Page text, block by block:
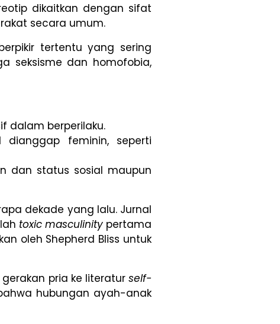
dikaitkan dengan sifat
secara umum.
tertentu yang sering
seksisme dan homofobia,
dalam berperilaku.
dianggap feminin, seperti
dan status sosial maupun
dekade yang lalu. Jurnal
toxic masculinitypertama
oleh Shepherd Bliss untuk
pria ke literaturself-
hubungan ayah-anak